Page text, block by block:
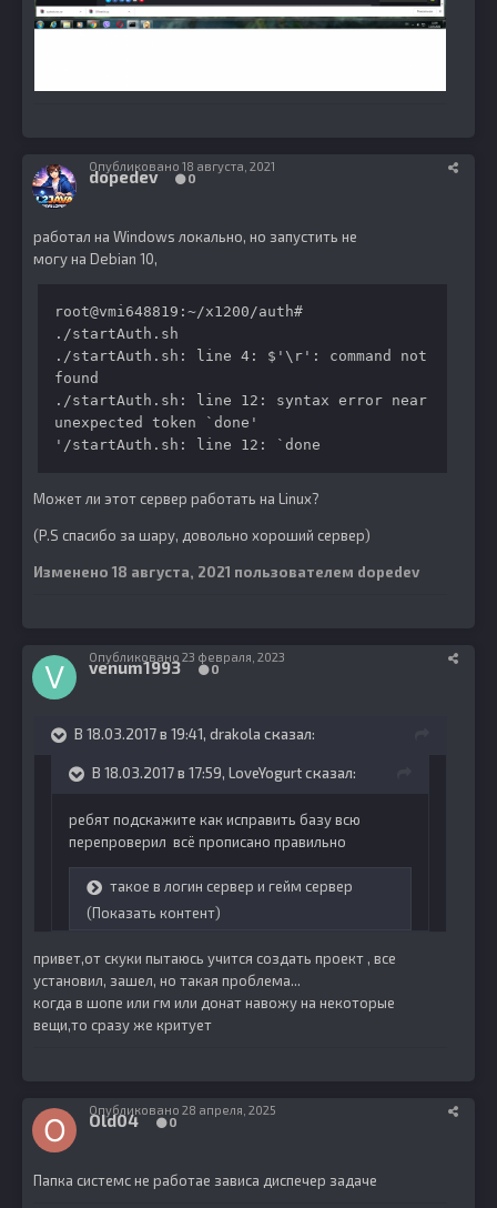
dopedev 0
Опубликовано 18 августа, 2021
работал на Windows локально, но запустить не
могу на Debian 10,
root@vmi648819:~/x1200/auth#
./startAuth.sh
./startAuth.sh: line 4: $'\r': command not
found
./startAuth.sh: line 12: syntax error near
unexpected token `done'
'/startAuth.sh: line 12: `done
Может ли этот сервер работать на Linux?
(P.S спасибо за шару, довольно хороший сервер)
Изменено 18 августа, 2021 пользователем dopedev
venum1993 0
Опубликовано 23 февраля, 2023
В 18.03.2017 в 19:41, drakola сказал:
В 18.03.2017 в 17:59, LoveYogurt сказал:
ребят подскажите как исправить базу всю
перепроверил всё прописано правильно
такое в логин сервер и гейм сервер
(Показать контент)
привет,от скуки пытаюсь учится создать проект , все
установил, зашел, но такая проблема...
когда в шопе или гм или донат навожу на некоторые
вещи,то сразу же критует
Old04 0
Опубликовано 28 апреля, 2025
Папка системс не работае зависа диспечер задаче